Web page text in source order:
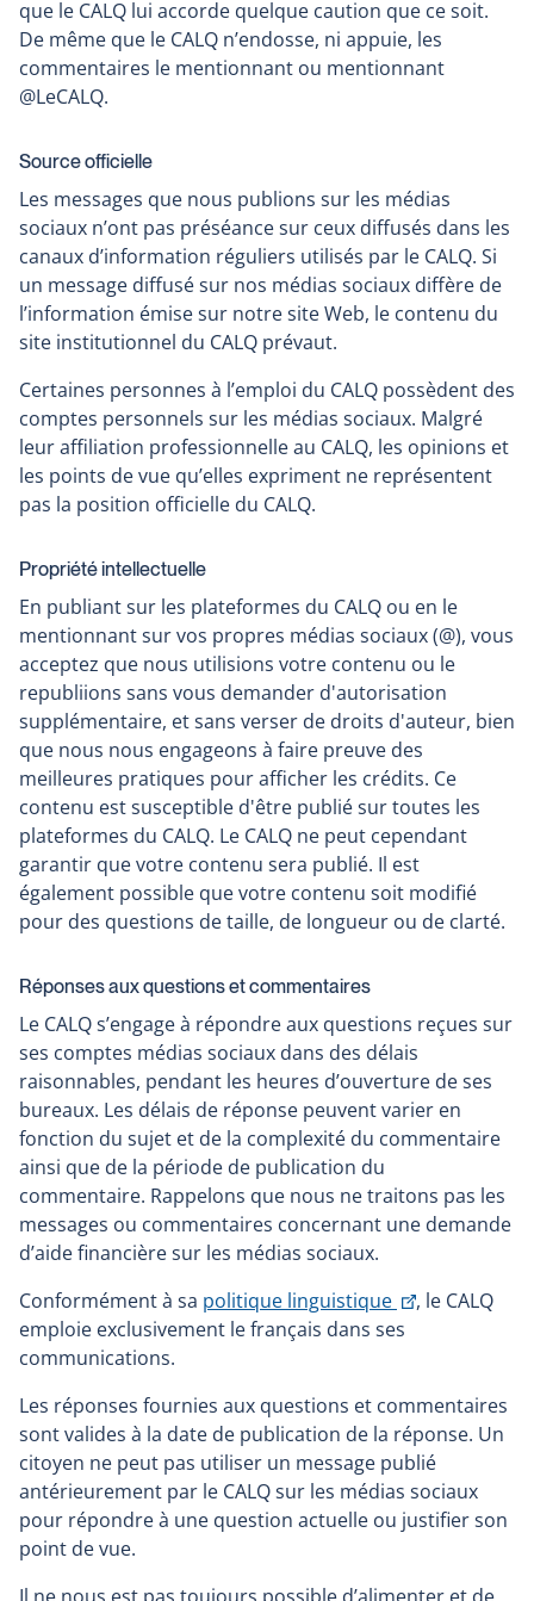
que le CALQ lui accorde quelque caution que ce soit.
De même que le CALQ n’endosse, ni appuie, les
commentaires le mentionnant ou mentionnant
@LeCALQ.
Source officielle
Les messages que nous publions sur les médias
sociaux n’ont pas préséance sur ceux diffusés dans les
canaux d’information réguliers utilisés par le CALQ. Si
un message diffusé sur nos médias sociaux diffère de
l’information émise sur notre site Web, le contenu du
site institutionnel du CALQ prévaut.
Certaines personnes à l’emploi du CALQ possèdent des
comptes personnels sur les médias sociaux. Malgré
leur affiliation professionnelle au CALQ, les opinions et
les points de vue qu’elles expriment ne représentent
pas la position officielle du CALQ.
Propriété intellectuelle
En publiant sur les plateformes du CALQ ou en le
mentionnant sur vos propres médias sociaux (@), vous
acceptez que nous utilisions votre contenu ou le
republiions sans vous demander d'autorisation
supplémentaire, et sans verser de droits d'auteur, bien
que nous nous engageons à faire preuve des
meilleures pratiques pour afficher les crédits. Ce
contenu est susceptible d'être publié sur toutes les
plateformes du CALQ. Le CALQ ne peut cependant
garantir que votre contenu sera publié. Il est
également possible que votre contenu soit modifié
pour des questions de taille, de longueur ou de clarté.
Réponses aux questions et commentaires
Le CALQ s’engage à répondre aux questions reçues sur
ses comptes médias sociaux dans des délais
raisonnables, pendant les heures d’ouverture de ses
bureaux. Les délais de réponse peuvent varier en
fonction du sujet et de la complexité du commentaire
ainsi que de la période de publication du
commentaire. Rappelons que nous ne traitons pas les
messages ou commentaires concernant une demande
d’aide financière sur les médias sociaux.
Conformément à sa politique linguistique
Ce
une
nouvelle
fenêtre
, le CALQ
emploie exclusivement le français dans ses
communications.
Les réponses fournies aux questions et commentaires
sont valides à la date de publication de la réponse. Un
citoyen ne peut pas utiliser un message publié
antérieurement par le CALQ sur les médias sociaux
pour répondre à une question actuelle ou justifier son
point de vue.